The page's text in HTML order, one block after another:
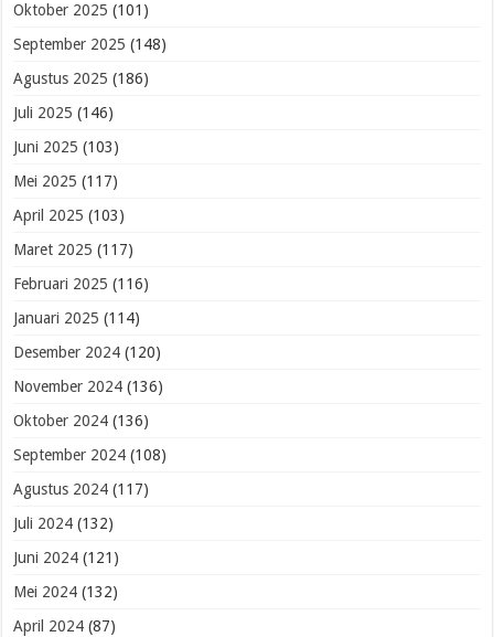
Oktober 2025 (101)
September 2025 (148)
Agustus 2025 (186)
Juli 2025 (146)
Juni 2025 (103)
Mei 2025 (117)
April 2025 (103)
Maret 2025 (117)
Februari 2025 (116)
Januari 2025 (114)
Desember 2024 (120)
November 2024 (136)
Oktober 2024 (136)
September 2024 (108)
Agustus 2024 (117)
Juli 2024 (132)
Juni 2024 (121)
Mei 2024 (132)
April 2024 (87)